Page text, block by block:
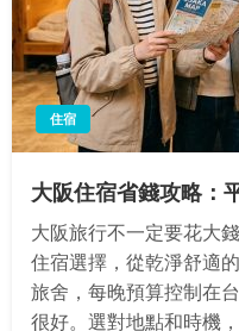
住宿
大阪住宿省錢攻略：
大阪旅行不一定要花大
住宿選擇，從乾淨舒適
旅舍，每晚預算控制在
很好。選對地點和時機